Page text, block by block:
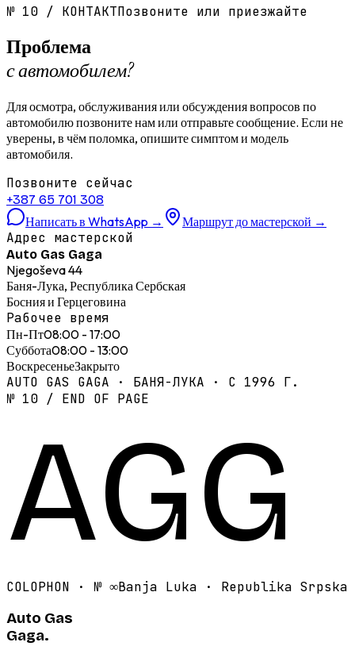
№ 10 / КОНТАКТПозвоните или приезжайте
Проблема
с автомобилем?
Для осмотра, обслуживания или обсуждения вопросов по
автомобилю позвоните нам или отправьте сообщение. Если не
уверены, в чём поломка, опишите симптом и модель
автомобиля.
Позвоните сейчас
+387 65 701 308
Написать в WhatsApp → Маршрут до мастерской →
Адрес мастерской
Auto Gas Gaga
Njegoševa 44
Баня-Лука, Республика Сербская
Босния и Герцеговина
Рабочее время
Пн-Пт08:00 - 17:00
Суббота08:00 - 13:00
ВоскресеньеЗакрыто
AUTO GAS GAGA · БАНЯ-ЛУКА · С 1996 Г.
№ 10 / END OF PAGE
AGG
COLOPHON · № ∞Banja Luka · Republika Srpska
Auto Gas
Gaga.